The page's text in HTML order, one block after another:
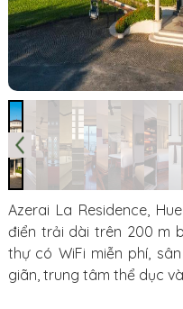
Azerai La Residence,
điển trải dài trên 200 m
thự có WiFi miễn phí,
giãn, trung tâm thể dục